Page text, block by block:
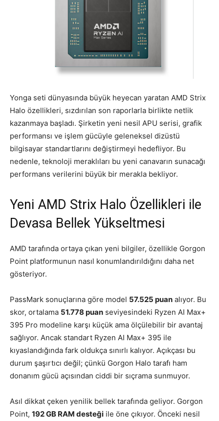
Yonga seti dünyasında büyük heyecan yaratan AMD Strix
Halo özellikleri, sızdırılan son raporlarla birlikte netlik
kazanmaya başladı. Şirketin yeni nesil APU serisi, grafik
performansı ve işlem gücüyle geleneksel dizüstü
bilgisayar standartlarını değiştirmeyi hedefliyor. Bu
nedenle, teknoloji meraklıları bu yeni canavarın sunacağı
performans verilerini büyük bir merakla bekliyor.
Yeni AMD Strix Halo Özellikleri ile
Devasa Bellek Yükseltmesi
AMD tarafında ortaya çıkan yeni bilgiler, özellikle Gorgon
Point platformunun nasıl konumlandırıldığını daha net
gösteriyor.
PassMark sonuçlarına göre model 57.525 puan alıyor. Bu
skor, ortalama 51.778 puan seviyesindeki Ryzen AI Max+
395 Pro modeline karşı küçük ama ölçülebilir bir avantaj
sağlıyor. Ancak standart Ryzen AI Max+ 395 ile
kıyaslandığında fark oldukça sınırlı kalıyor. Açıkçası bu
durum şaşırtıcı değil; çünkü Gorgon Halo tarafı ham
donanım gücü açısından ciddi bir sıçrama sunmuyor.
Asıl dikkat çeken yenilik bellek tarafında geliyor. Gorgon
Point, 192 GB RAM desteği ile öne çıkıyor. Önceki nesil